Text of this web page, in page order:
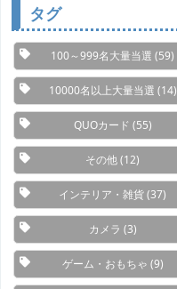
タグ
100～999名大量当選 (59)
10000名以上大量当選 (14)
QUOカード (55)
その他(12)
インテリア・雑貨(37)
カメラ (3)
ゲーム・おもちゃ (9)